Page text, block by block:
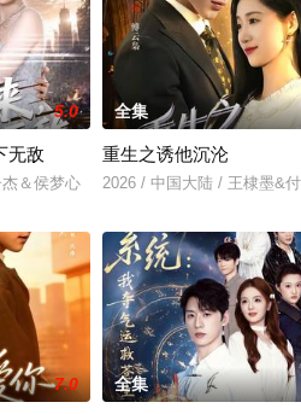
5.0
无敌
＆侯梦心
全集
重生之诱他沉沦
2026 / 中国大陆 / 王棣墨&
7.0 全集